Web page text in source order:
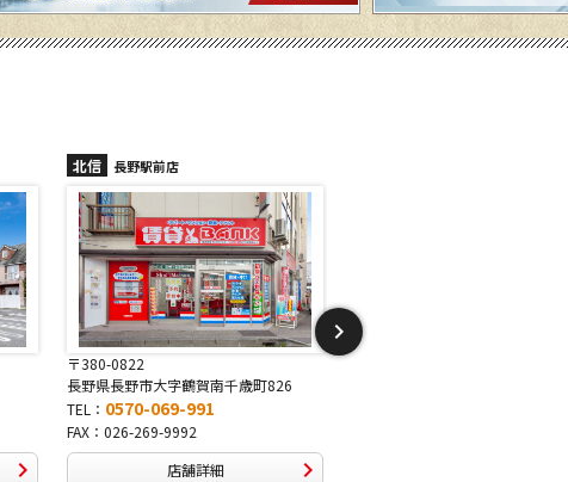
北信 長野稲里店
〒381-2243
長野県長野市稲里1-5-25
TEL：0570-067-878
FAX：026-286-7888
店舗詳細